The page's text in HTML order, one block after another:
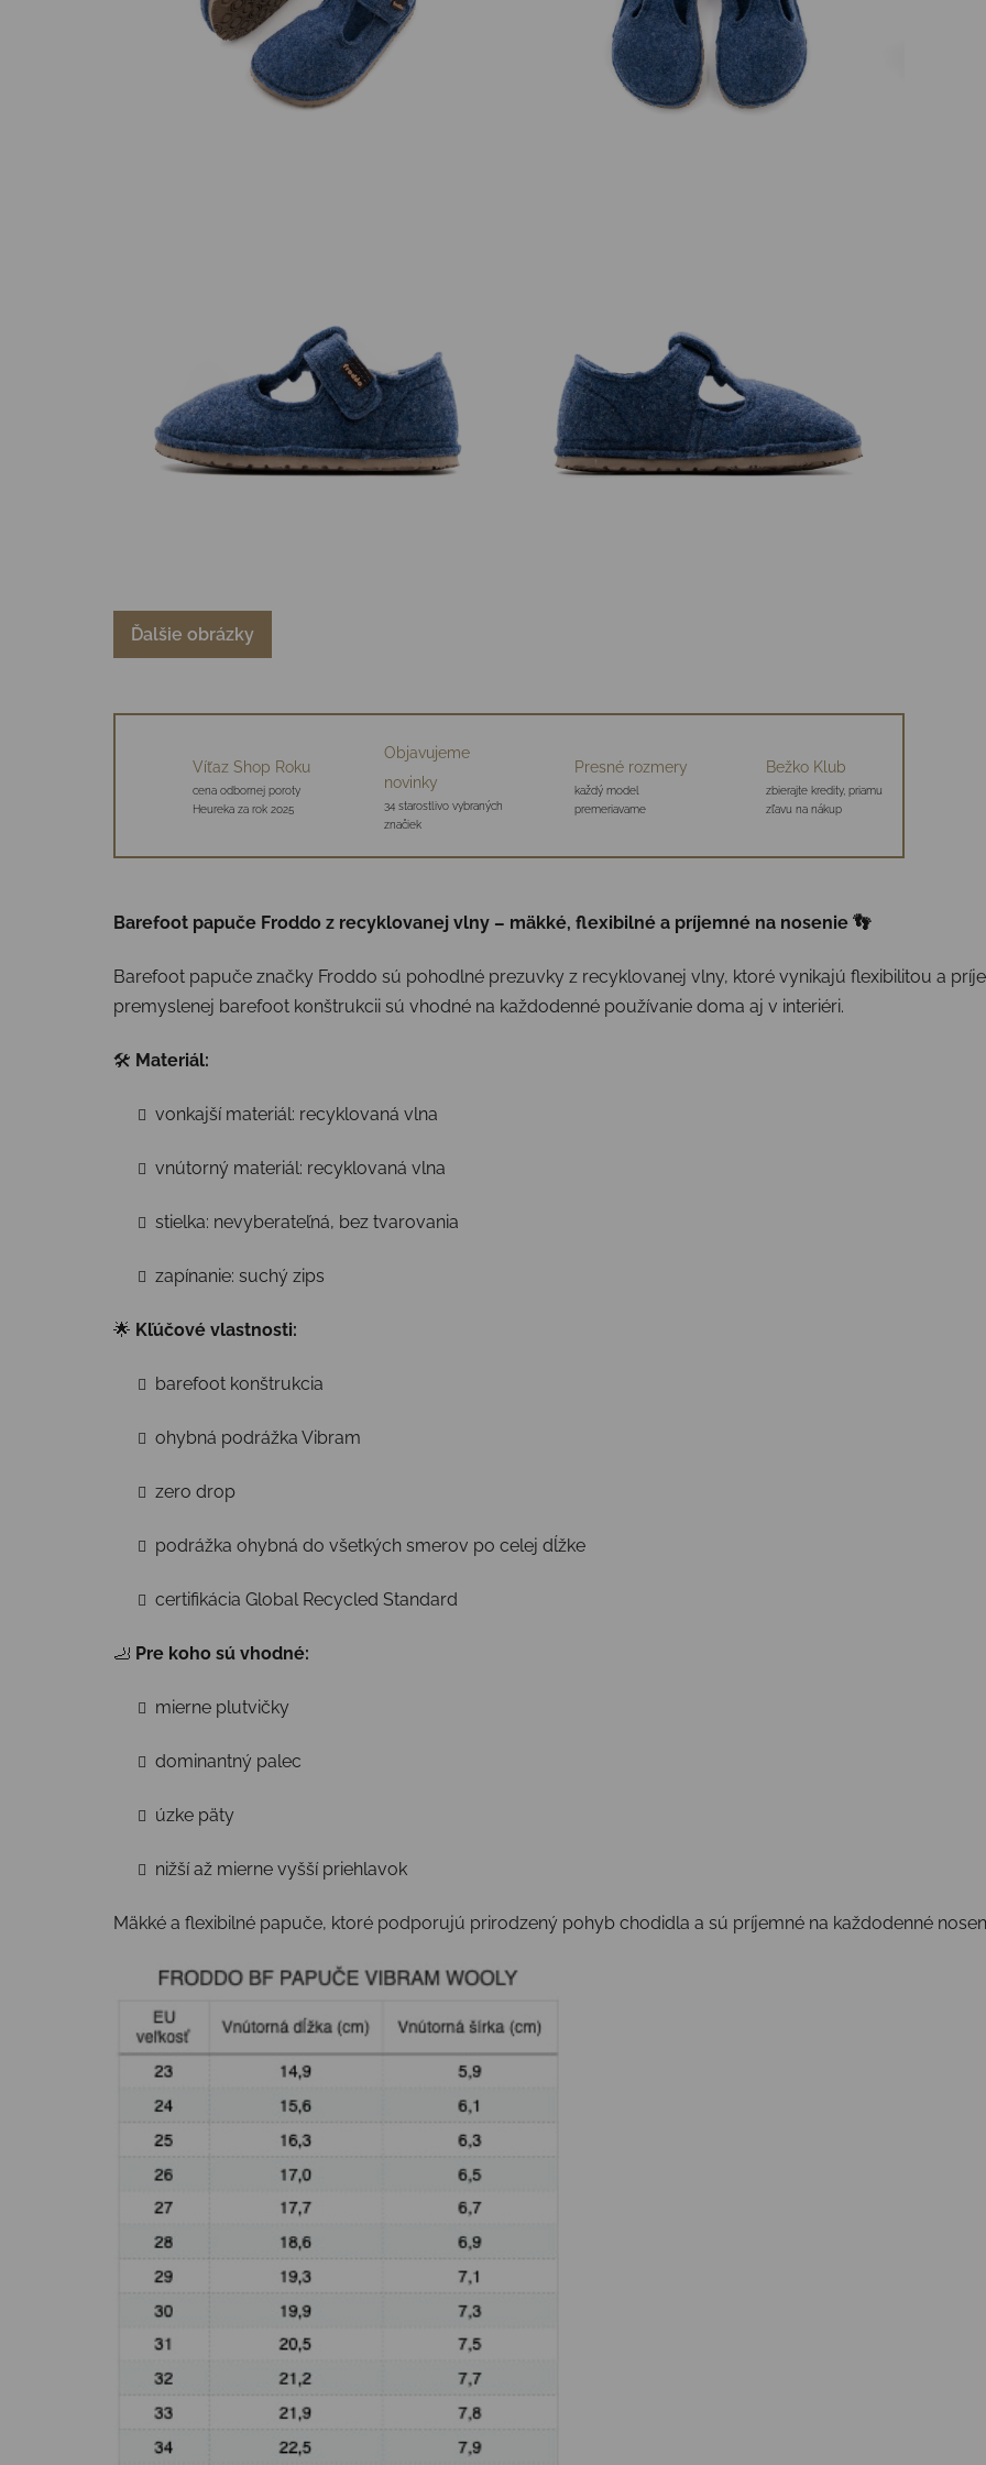
Ďalšie obrázky
Víťaz Shop Roku
cena odbornej poroty
Heureka za rok 2025
Objavujeme
novinky
34 starostlivo vybraných
značiek
Presné rozmery
každý model
premeriavame
Bežko Klub
zbierajte kredity, priamu
zľavu na nákup
Barefoot papuče Froddo z recyklovanej vlny – mäkké, flexibilné a príjemné na nosenie 👣
Barefoot papuče značky Froddo sú pohodlné prezuvky z recyklovanej vlny, ktoré vynikajú flexibilitou a
premyslenej barefoot konštrukcii sú vhodné na každodenné používanie doma aj v interiéri.
🛠 Materiál:
vonkajší materiál: recyklovaná vlna
vnútorný materiál: recyklovaná vlna
stielka: nevyberateľná, bez tvarovania
zapínanie: suchý zips
🌟 Kľúčové vlastnosti:
barefoot konštrukcia
ohybná podrážka Vibram
zero drop
podrážka ohybná do všetkých smerov po celej dĺžke
certifikácia Global Recycled Standard
🦶 Pre koho sú vhodné:
mierne plutvičky
dominantný palec
úzke päty
nižší až mierne vyšší priehlavok
Mäkké a flexibilné papuče, ktoré podporujú prirodzený pohyb chodidla a sú príjemné na každodenné